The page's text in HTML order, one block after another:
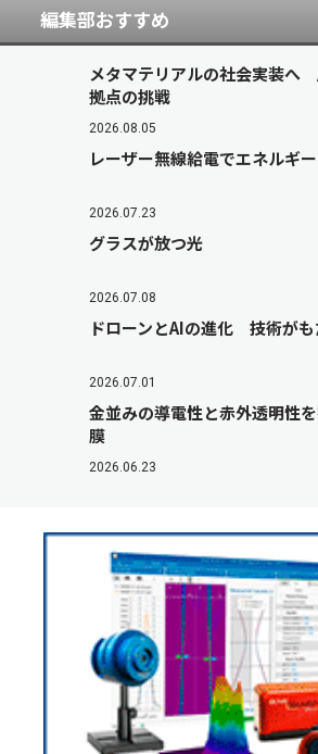
編集部おすすめ
メタマテリアルの社会実装へ
拠点の挑戦
2026.08.05
レーザー無線給電でエネルギ
2026.07.23
グラスが放つ光
2026.07.08
ドローンとAIの進化 技術が
2026.07.01
金並みの導電性と赤外透明性
膜
2026.06.23